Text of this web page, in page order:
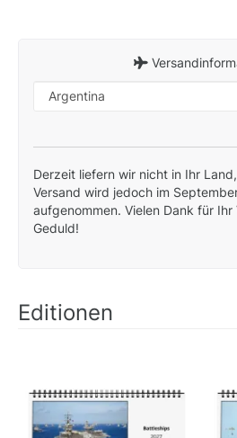
Derzeit liefern wir nicht in Ihr
Versand wird jedoch im
aufgenommen. Vielen Dank für
Geduld!
Editionen